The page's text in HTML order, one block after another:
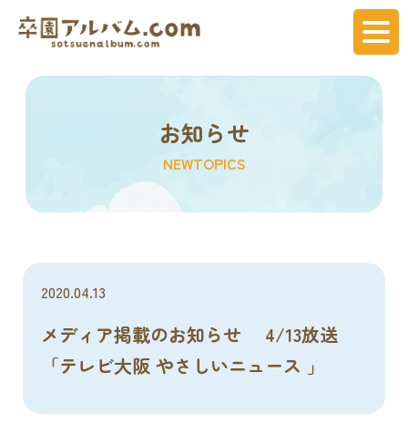
お知らせ
NEWTOPICS
2020.04.13
メディア掲載のお知らせ 4/13放送
「テレビ大阪 やさしいニュース 」